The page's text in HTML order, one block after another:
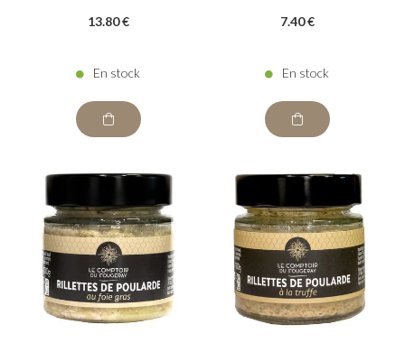
13.80 €
En stock
7.40 €
En stock